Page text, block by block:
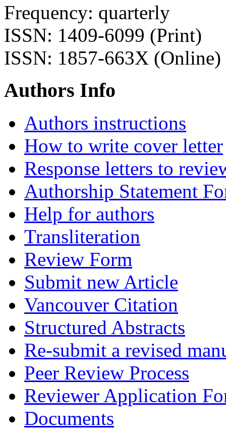
Frequency: quarterly
ISSN: 1409-6099 (Print)
ISSN: 1857-663X (Online)
Authors Info
Authors instructions
How to write cover letter
Response letters to
Authorship Statement
Help for authors
Transliteration
Review Form
Submit new Article
Vancouver Citation
Structured Abstracts
Re-submit a revised
Peer Review Process
Reviewer Application
Documents